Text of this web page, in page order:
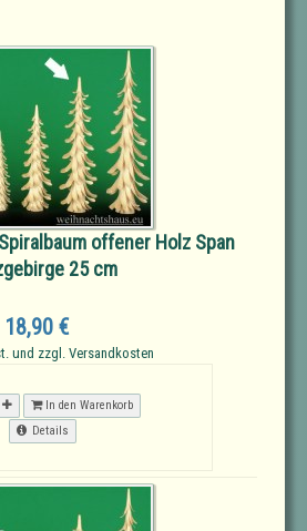
offener Holz Span
25 cm
18,90 €
und zzgl. Versandkosten
In den Warenkorb
Details